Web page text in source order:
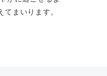
まいります。